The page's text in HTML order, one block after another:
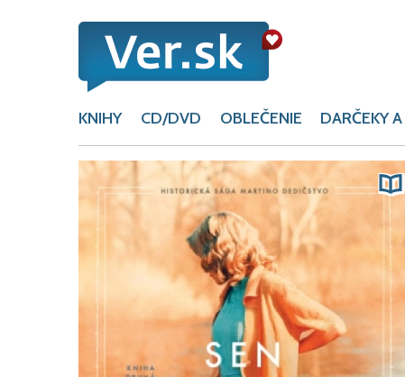
KNIHY CD/DVD OBLEČENIE DARČEKY